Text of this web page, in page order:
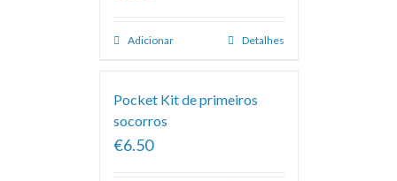
Adicionar Detalhes
Pocket Kit de primeiros
socorros
€6.50